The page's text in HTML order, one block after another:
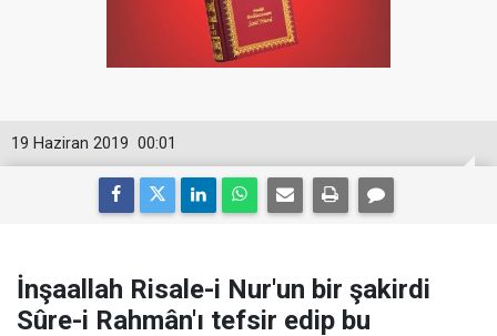
00:01
19 Haziran 2019
İnşaallah Risale-i Nur'un bir şakirdi
Sûre-i Rahmân'ı tefsir edip bu